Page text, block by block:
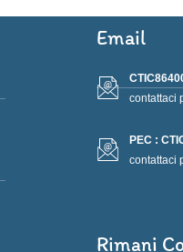
Email
contattaci
PEC :
contattaci
Rimani